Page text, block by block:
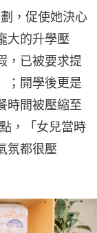
，促使她決心
大的升學壓
，已被要求提
；開學後更是
時間被壓縮至
，「女兒當時
氛都很壓